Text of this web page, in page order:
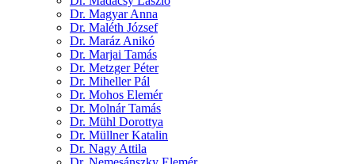
Dr. Magyar Anna
Dr. Maléth József
Dr. Maráz Anikó
Dr. Marjai Tamás
Dr. Metzger Péter
Dr. Miheller Pál
Dr. Mohos Elemér
Dr. Molnár Tamás
Dr. Mühl Dorottya
Dr. Müllner Katalin
Dr. Nagy Attila